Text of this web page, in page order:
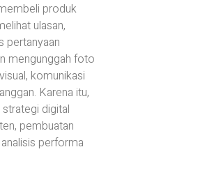
produk
ulasan,
pertanyaan
mengunggah foto
komunikasi
Karena itu,
digital
pembuatan
performa